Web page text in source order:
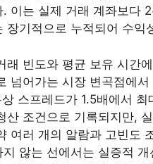
. 이는 실제 거래 계좌보다
장기적으로 누적되어 수
래 빈도와 평균 보유 시간
넘어가는 시장 변곡점에
스프레드가 1.5배에서
산 조건으로 기록되지만,
여러 개의 알람과 고빈도
지 않는 선에서는 실증적